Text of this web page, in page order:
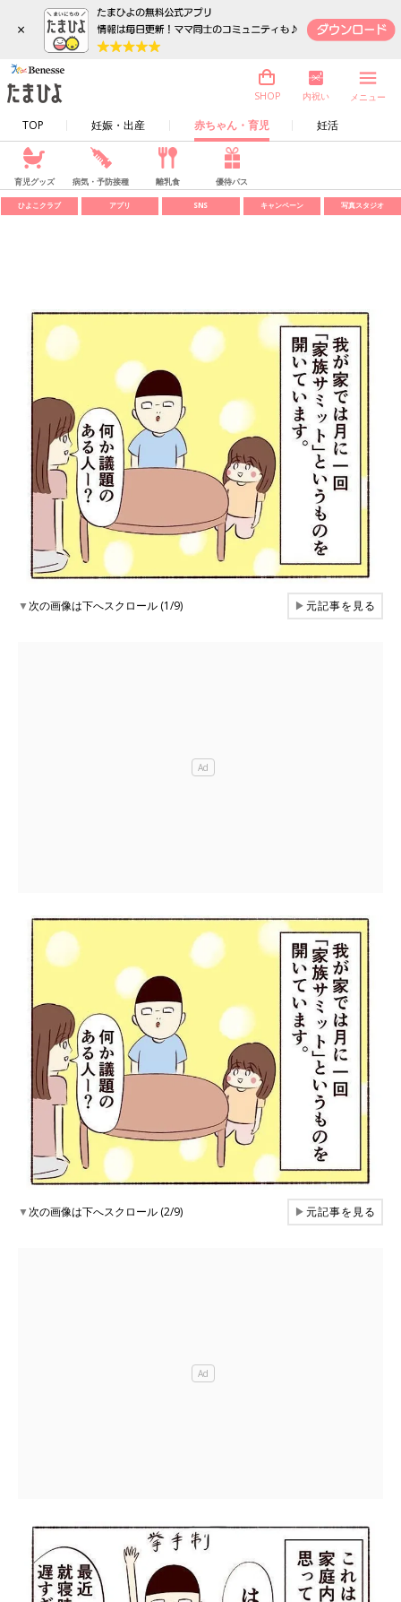
×
TOP 妊娠・出産 赤ちゃん・育児 妊活
SHOP 内祝い メニュー
育児グッズ 病気・予防接種 離乳食 優待パス
ひよこクラブ アプリ SNS キャンペーン 写真スタジオ
▼次の画像は下へスクロール (1/9) ▶元記事を見る
▼次の画像は下へスクロール (2/9) ▶元記事を見る